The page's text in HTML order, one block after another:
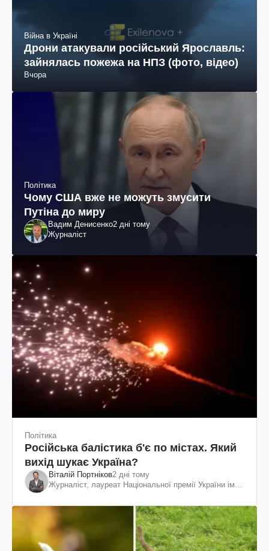
Війна в Україні
Дрони атакували російський Ярославль:
зайнялась пожежа на НПЗ (фото, відео)
Вчора
Політика
Чому США вже не можуть змусити
Путіна до миру
Вадим Денисенко2 дні тому
Журналіст
Політика
Російська балістика б'є по містах. Який
вихід шукає Україна?
Віталій Портніков2 дні тому
Журналіст, лауреат Національної премії України ім.